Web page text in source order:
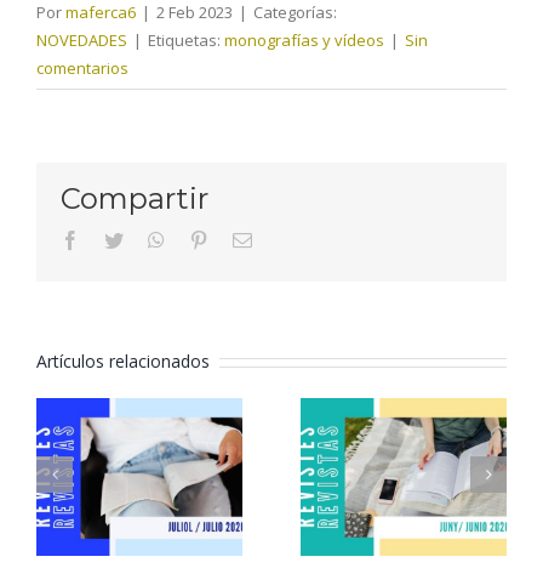
Pormaferca6 | 2 Feb 2023 | Categorías:
NOVEDADES | Etiquetas: monografías y vídeos | Sin
comentarios
Compartir
facebooktwitter whatsapppinterestCorreo
Artículos relacionados
Revistas
julio 2026
Revistas
junio 2026